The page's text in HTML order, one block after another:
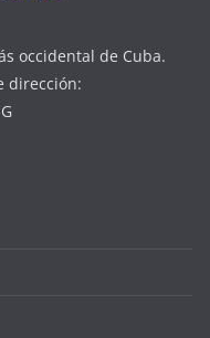
occidental de Cuba.
dirección: